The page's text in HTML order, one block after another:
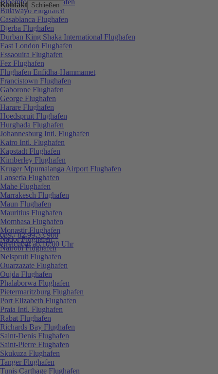
Kontakt Schließen
089 / 82 99 33 900
erreichbar ab 10:00 Uhr
Bulawayo Flughafen
Casablanca Flughafen
Djerba Flughafen
Durban King Shaka International Flughafen
East London Flughafen
Essaouira Flughafen
Fez Flughafen
Flughafen Enfidha-Hammamet
Francistown Flughafen
Gaborone Flughafen
George Flughafen
Harare Flughafen
Hoedspruit Flughafen
Hurghada Flughafen
Johannesburg Intl. Flughafen
Kairo Intl. Flughafen
Kapstadt Flughafen
Kimberley Flughafen
Kruger Mpumalanga Airport Flughafen
Lanseria Flughafen
Mahe Flughafen
Marrakesch Flughafen
Maun Flughafen
Mauritius Flughafen
Mombasa Flughafen
Monastir Flughafen
Nador Flughafen
Nairobi Flughafen
Nelspruit Flughafen
Ouarzazate Flughafen
Oujda Flughafen
Phalaborwa Flughafen
Pietermaritzburg Flughafen
Port Elizabeth Flughafen
Praia Intl. Flughafen
Rabat Flughafen
Richards Bay Flughafen
Saint-Denis Flughafen
Saint-Pierre Flughafen
Skukuza Flughafen
Tanger Flughafen
Tunis Carthage Flughafen